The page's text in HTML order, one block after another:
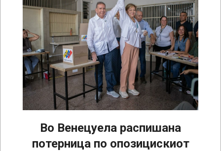
Во Венецуела распишана
потерница по опозицискиот